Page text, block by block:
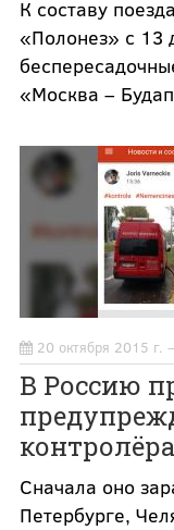
К составу
«Полонез» с 13
«Москва –
20 октября 2015
В Россию
Сначала оно
Петербурге,